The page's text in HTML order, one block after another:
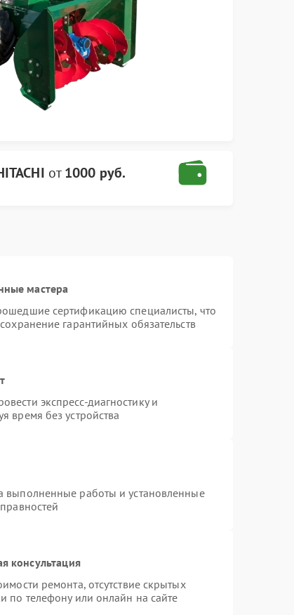
от1000 руб.
мастера
сертификацию специалисты, что
гарантийных обязательств
экспресс-диагностику и
время без устройства
выполненные работы и установленные
консультация
ремонта, отсутствие скрытых
по телефону или онлайн на сайте